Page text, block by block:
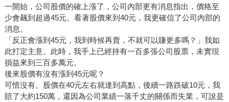
一開始，公司股價的確上漲了，公司內部更有消息指出，價格至
少會飆到超過45元。看著股價來到40元，我更確信了公司內部的
消息。
「反正會漲到45元，我到時候再賣，不就可以賺更多嗎？」我如
此打定主意。此時，我手上已經持有一百多張公司股票，未實現
損益來到三百多萬元。
後來股價有沒有漲到45元呢？
可惜沒有。股價在40元左右就達到高點，後續一路跌破10元，我
賠了大約150萬，還因為公司業績一落千丈的關係而失業，可說是